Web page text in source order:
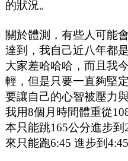
的狀況。
關於體測，有些人可能
達到，我自己近八年都
大家差哈哈哈，而且我
輕，但是只要一直夠堅
要讓自己的心智被壓力
我用8個月時間體重從
本只能跳165公分進步
來只能跑6:45 進步到4:45